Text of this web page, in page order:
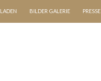
BILDER GALERIE PRESSE